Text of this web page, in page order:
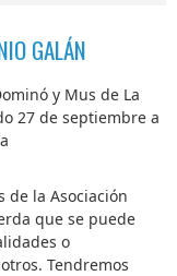
GALÁN
y Mus de La
27 de septiembre a
de la Asociación
que se puede
o
Tendremos